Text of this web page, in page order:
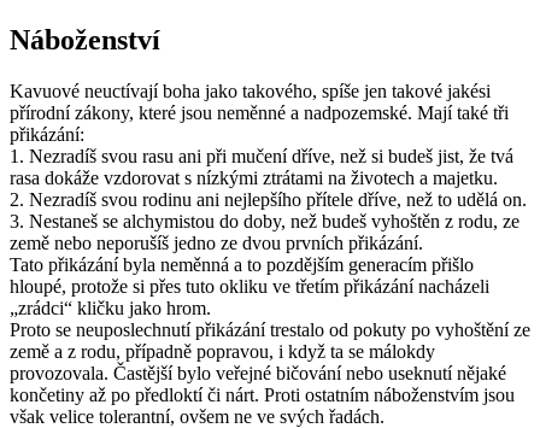
Náboženství
Kavuové neuctívají boha jako takového, spíše jen takové jakési
přírodní zákony, které jsou neměnné a nadpozemské. Mají také tři
přikázání:
1. Nezradíš svou rasu ani při mučení dříve, než si budeš jist, že tvá
rasa dokáže vzdorovat s nízkými ztrátami na životech a majetku.
2. Nezradíš svou rodinu ani nejlepšího přítele dříve, než to udělá on.
3. Nestaneš se alchymistou do doby, než budeš vyhoštěn z rodu, ze
země nebo neporušíš jedno ze dvou prvních přikázání.
Tato přikázání byla neměnná a to pozdějším generacím přišlo
hloupé, protože si přes tuto okliku ve třetím přikázání nacházeli
„zrádci“ kličku jako hrom.
Proto se neuposlechnutí přikázání trestalo od pokuty po vyhoštění ze
země a z rodu, případně popravou, i když ta se málokdy
provozovala. Častější bylo veřejné bičování nebo useknutí nějaké
končetiny až po předloktí či nárt. Proti ostatním náboženstvím jsou
však velice tolerantní, ovšem ne ve svých řadách.